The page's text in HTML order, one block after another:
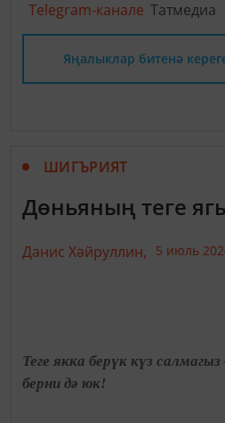
Telegram-канале Татмедиа
Яңалыклар битенә
ШИГЪРИЯТ
Дөньяның теге
Данис Хәйруллин, 5 июль
Теге якка берүк күз
берни дә юк!